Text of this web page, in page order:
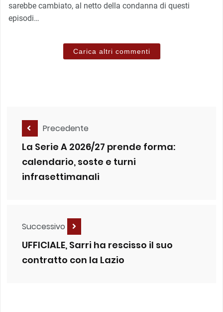
sarebbe cambiato, al netto della condanna di questi
episodi…
Carica altri commenti
Precedente
La Serie A 2026/27 prende forma:
calendario, soste e turni
infrasettimanali
Successivo
UFFICIALE, Sarri ha rescisso il suo
contratto con la Lazio